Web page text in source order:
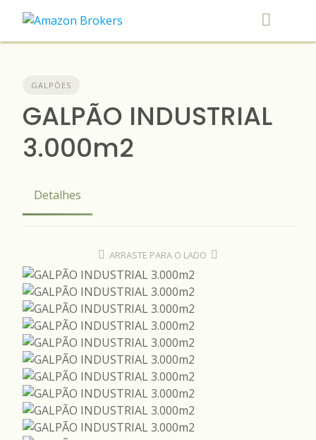
content
GALPÕES
GALPÃO INDUSTRIAL
3.000m2
Detalhes
ARRASTE PARA O LADO